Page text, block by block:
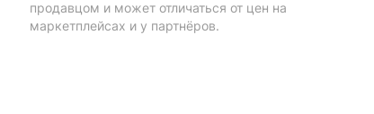
продавцом и может отличаться от цен на
маркетплейсах и у партнёров.